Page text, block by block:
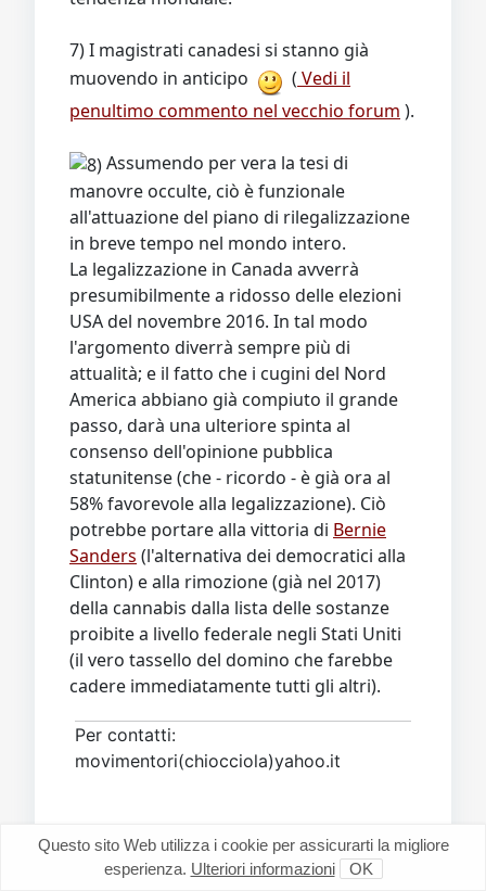
7) I magistrati canadesi si stanno già
muovendo in anticipo
( Vedi il
penultimo commento nel vecchio forum ).
Assumendo per vera la tesi di
manovre occulte, ciò è funzionale
all'attuazione del piano di rilegalizzazione
in breve tempo nel mondo intero.
La legalizzazione in Canada avverrà
presumibilmente a ridosso delle elezioni
USA del novembre 2016. In tal modo
l'argomento diverrà sempre più di
attualità; e il fatto che i cugini del Nord
America abbiano già compiuto il grande
passo, darà una ulteriore spinta al
consenso dell'opinione pubblica
statunitense (che - ricordo - è già ora al
58% favorevole alla legalizzazione). Ciò
potrebbe portare alla vittoria di Bernie
Sanders (l'alternativa dei democratici alla
Clinton) e alla rimozione (già nel 2017)
della cannabis dalla lista delle sostanze
proibite a livello federale negli Stati Uniti
(il vero tassello del domino che farebbe
cadere immediatamente tutti gli altri).
Per contatti:
movimentori(chiocciola)yahoo.it
Si pregaAccesso a partecipare alla
Questo sito Web utilizza i cookie per assicurarti la migliore
esperienza. Ulteriori informazioni OK